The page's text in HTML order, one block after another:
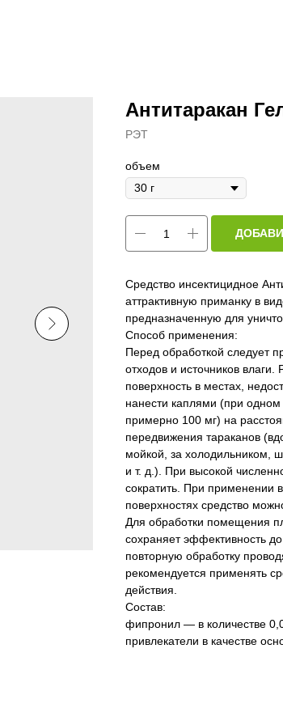
Антитаракан
РЭТ
объем
Средство инсектицидное
аттрактивную приманку в
предназначенную для
Способ применения:
Перед обработкой следует
отходов и источников
поверхность в местах,
нанести каплями (при одном
примерно 100 мг) на
передвижения тараканов
мойкой, за холодильником,
и т. д.). При высокой
сократить. При применении
поверхностях средство
Для обработки помещения
сохраняет эффективность
повторную обработку
рекомендуется применять
действия.
Состав:
фипронил — в количестве
привлекатели в качестве